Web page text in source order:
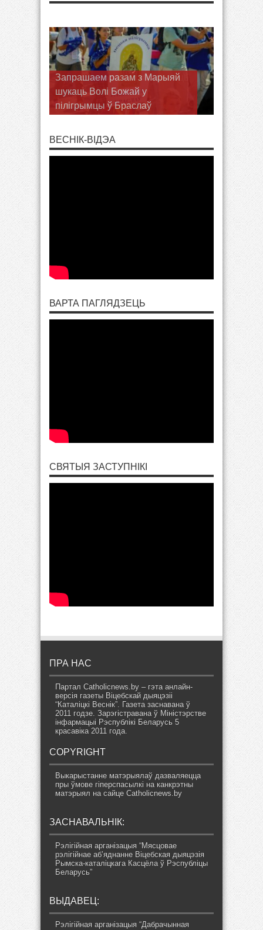
Запрашаем разам з Марыяй
шукаць Волі Божай у
пілігрымцы ў Браслаў
ВЕСНІК-ВІДЭА
ВАРТА ПАГЛЯДЗЕЦЬ
СВЯТЫЯ ЗАСТУПНІКІ
ПРА НАС
Партал Catholicnews.by – гэта анлайн-
версія газеты Віцебскай дыяцэзіі
“Каталіцкі Веснік”. Газета заснавана ў
2011 годзе. Зарэгістравана ў Міністэрстве
інфармацыі Рэспублікі Беларусь 5
красавіка 2011 года.
COPYRIGHT
Выкарыстанне матэрыялаў дазваляецца
пры ўмове гіперспасылкі на канкрэтны
матэрыял на сайце Catholicnews.by
ЗАСНАВАЛЬНІК:
Рэлігійная арганізацыя “Мясцовае
рэлігійнае аб’яднанне Віцебская дыяцэзія
Рымска-каталіцкага Касцёла ў Рэспубліцы
Беларусь”
ВЫДАВЕЦ:
Рэлігійная арганізацыя “Дабрачынная